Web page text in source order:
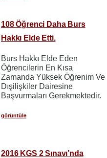
108 Öğrenci Daha Burs
Hakkı Elde Etti.
Burs Hakkı Elde Eden
Öğrencilerin En Kısa
Zamanda Yüksek Öğrenim Ve
Dışilişkiler Dairesine
Başvurmaları Gerekmektedir.
görüntüle
2016 KGS 2 Sınavı’nda